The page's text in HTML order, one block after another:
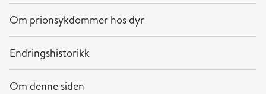
Om prionsykdommer hos dyr
Endringshistorikk
Om denne siden